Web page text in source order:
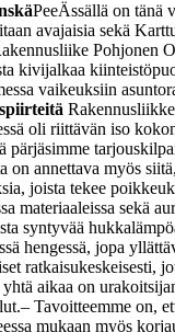
PeeÄssällä on tänä
avajaisia sekä
Pohjonen
kivijalkaa
vaikeuksiin
oli riittävän iso
pärjäsimme
annettava myös
joista tekee
materiaaleissa sekä
syntyvää
hengessä, jopa
ratkaisukeskeisesti,
aikaa on
– Tavoitteemme on,
mukaan myös